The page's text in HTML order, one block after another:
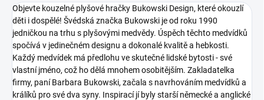
Objevte kouzelné plyšové hračky Bukowski Design, které okouzlí
děti i dospělé! Švédská značka Bukowski je od roku 1990
jedničkou na trhu s plyšovými medvědy. Úspěch těchto medvídků
spočívá v jedinečném designu a dokonalé kvalitě a hebkosti.
Každý medvídek má předlohu ve skutečné lidské bytosti - své
vlastní jméno, což ho dělá mnohem osobitějším. Zakladatelka
firmy, paní Barbara Bukowski, začala s navrhováním medvídků a
králíků pro své dva syny. Inspirací jí byly starší německé a anglické